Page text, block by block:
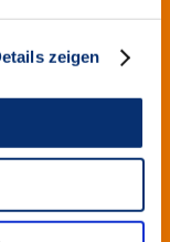
zeigen